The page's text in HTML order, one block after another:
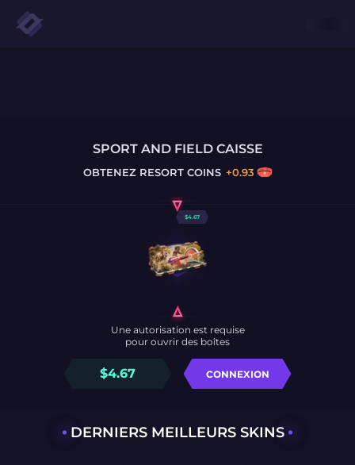
SPORT AND FIELD CAISSE
OBTENEZRESORT COINS +0.93
$4.67
$4.67 CONNEXION
Une autorisation est requise
pour ouvrir des boîtes
DERNIERS MEILLEURS SKINS